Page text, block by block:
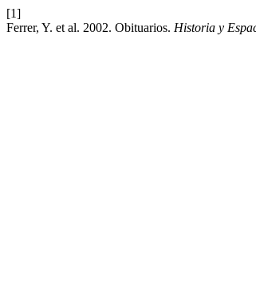
[1]
Ferrer, Y. et al. 2002. Obituarios. Historia y